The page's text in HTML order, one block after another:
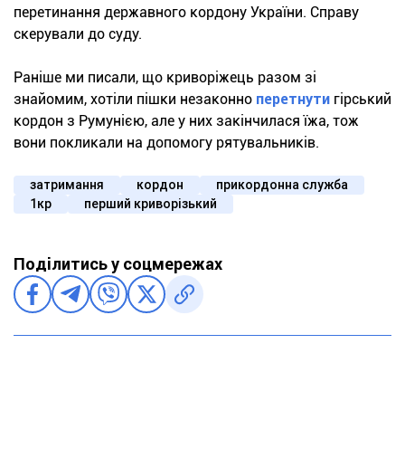
перетинання державного кордону України. Справу
скерували до суду.
Раніше ми писали, що криворіжець разом зі
знайомим, хотіли пішки незаконно перетнути гірський
кордон з Румунією, але у них закінчилася їжа, тож
вони покликали на допомогу рятувальників.
затримання кордон
прикордонна служба
1кр
перший криворізький
Поділитись у соцмережах